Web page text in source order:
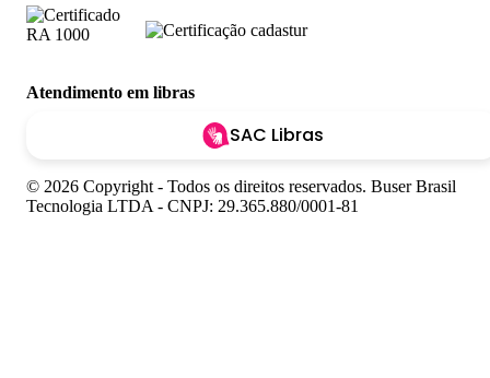
Atendimento em libras
SAC Libras
© 2026 Copyright - Todos os direitos reservados. Buser Brasil
Tecnologia LTDA - CNPJ: 29.365.880/0001-81